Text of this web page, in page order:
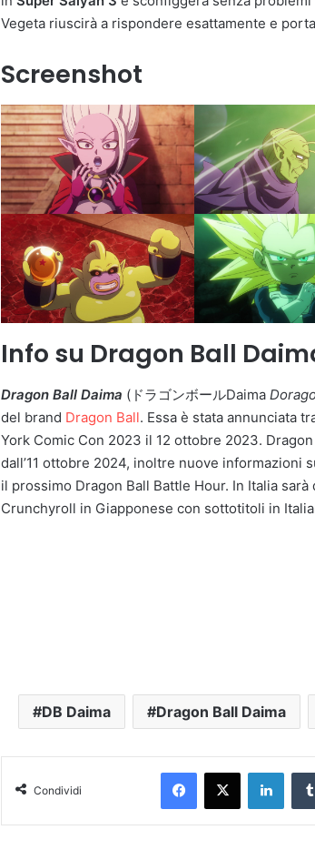
Vegeta riuscirà a rispondere esattamente e
Screenshot
Info su Dragon Ball
Dragon Ball Daima (ドラゴンボールDaima
del brand Dragon Ball. Essa è stata annunciata
York Comic Con 2023 il 12 ottobre 2023.
dall’11 ottobre 2024, inoltre nuove informazioni
il prossimo Dragon Ball Battle Hour. In Italia
Crunchyroll in Giapponese con sottotitoli in
DB Daima Dragon Ball Daima
Condividi
Facebook
X